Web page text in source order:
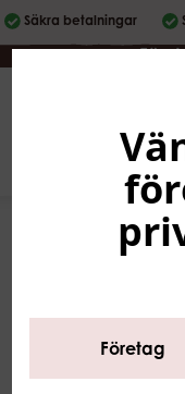
Säkra betalningar
Företag